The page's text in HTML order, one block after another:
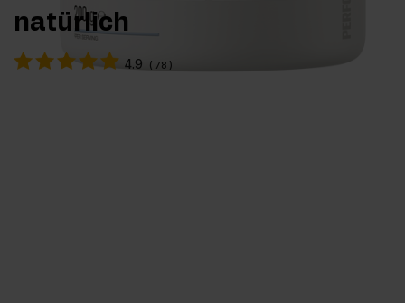
natürlich
4.9 ( 78 )